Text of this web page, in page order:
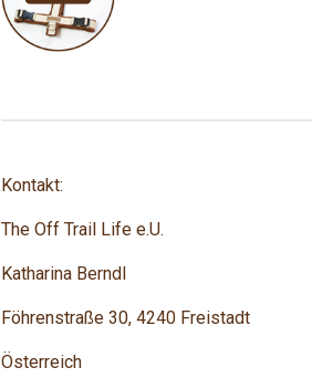
Kontakt:
The Off Trail Life e.U.
Katharina Berndl
Föhrenstraße 30, 4240 Freistadt
Österreich